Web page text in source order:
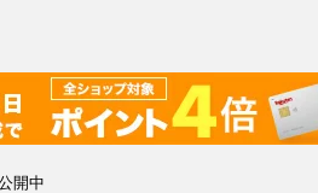
開中